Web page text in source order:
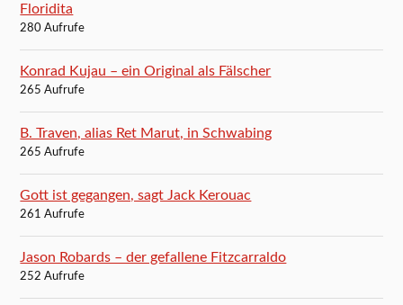
Floridita
280 Aufrufe
Konrad Kujau – ein Original als Fälscher
265 Aufrufe
B. Traven, alias Ret Marut, in Schwabing
265 Aufrufe
Gott ist gegangen, sagt Jack Kerouac
261 Aufrufe
Jason Robards – der gefallene Fitzcarraldo
252 Aufrufe